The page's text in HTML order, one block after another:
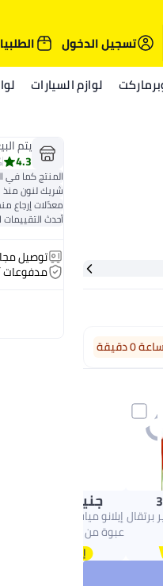
تسجيل الدخول
لوازم السيارات
برتقال
جنيه
إيلانو مياه شرب طبيعية -
يتم
4.3
المنتج كما
شريك لنون منذ
معدّلات إرجاع
أحدث التقييمات
توصيل
مدفوعات